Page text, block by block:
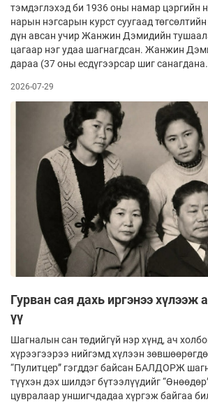
тэмдэглэхэд би 1936 оны намар цэргийн
нарын нэгсарын курст суугаад
дүн авсан учир Жанжин Дэмидийн
цагаар нэг удаа шагнагдсан. Жанжин
дараа (37 оны есдүгээрсар шиг
2026-07-29
Гурван сая дахь иргэнээ хүлээж
үү
Шагналын сан төдийгүй нэр хүнд, ач
хүрээгээрээ нийгэмд хүлээн
“Пулитцер” гэгддэг байсан БАЛДОРЖ
түүхэн дэх шилдэг бүтээлүүдийг
цувралаар уншигчдадаа хүргэж байгаа